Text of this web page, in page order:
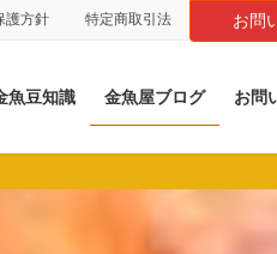
護方針 特定商取引法 お問
魚豆知識 金魚屋ブログ お問